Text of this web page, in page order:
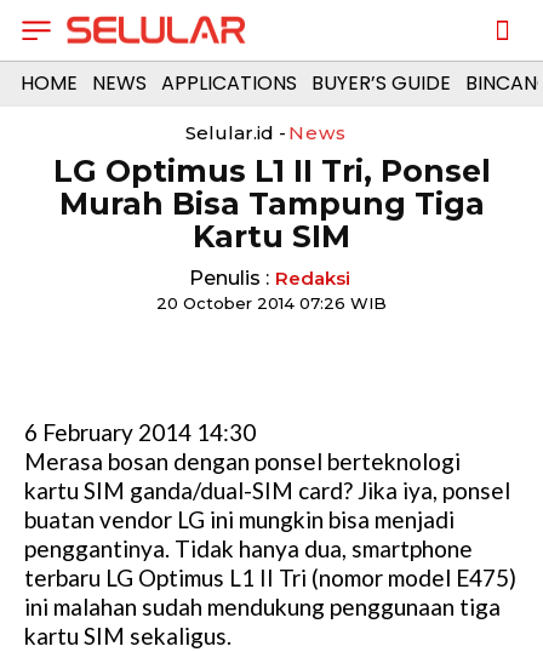
HOME NEWS APPLICATIONS BUYER’S GUIDE
Selular.id - News
LG Optimus L1 II Tri, Ponsel
Murah Bisa Tampung Tiga
Kartu SIM
Penulis : Redaksi
20 October 2014 07:26 WIB
6 February 2014 14:30
Merasa bosan dengan ponsel berteknologi
kartu SIM ganda/dual-SIM card? Jika iya, ponsel
buatan vendor LG ini mungkin bisa menjadi
penggantinya. Tidak hanya dua, smartphone
terbaru LG Optimus L1 II Tri (nomor model E475)
ini malahan sudah mendukung penggunaan tiga
kartu SIM sekaligus.